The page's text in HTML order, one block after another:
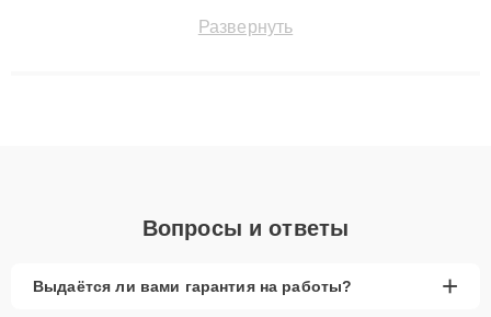
технику с сохранением гарантии до 3 лет. Наши мастера
Развернуть
Вопросы и ответы
Выдаётся ли вами гарантия на работы? +